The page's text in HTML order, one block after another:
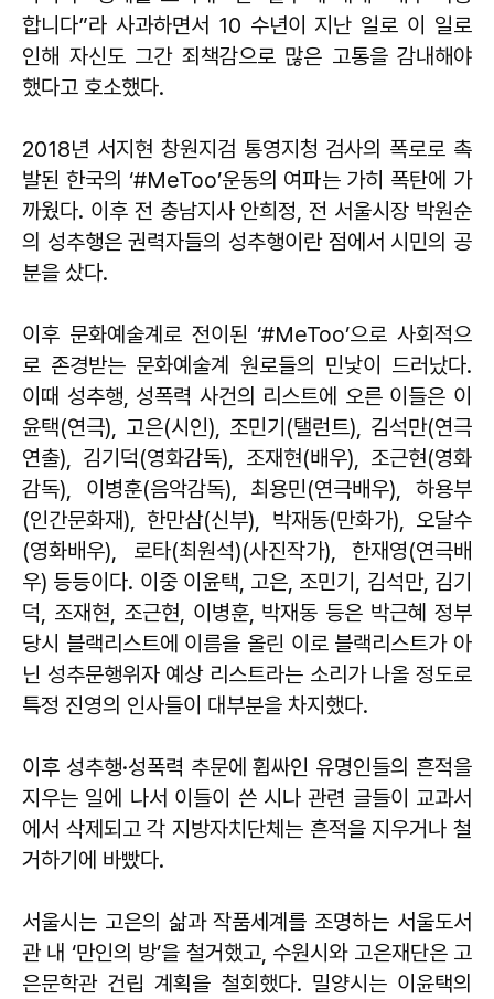
합니다”라 사과하면서 10 수년이 지난 일로 이 일로
인해 자신도 그간 죄책감으로 많은 고통을 감내해야
했다고 호소했다.
2018년 서지현 창원지검 통영지청 검사의 폭로로 촉
발된 한국의 ‘#MeToo’운동의 여파는 가히 폭탄에 가
까웠다. 이후 전 충남지사 안희정, 전 서울시장 박원순
의 성추행은 권력자들의 성추행이란 점에서 시민의 공
분을 샀다.
이후 문화예술계로 전이된 ‘#MeToo’으로 사회적으
로 존경받는 문화예술계 원로들의 민낯이 드러났다.
이때 성추행, 성폭력 사건의 리스트에 오른 이들은 이
윤택(연극), 고은(시인), 조민기(탤런트), 김석만(연극
연출), 김기덕(영화감독), 조재현(배우), 조근현(영화
감독), 이병훈(음악감독), 최용민(연극배우), 하용부
(인간문화재), 한만삼(신부), 박재동(만화가), 오달수
(영화배우), 로타(최원석)(사진작가), 한재영(연극배
우) 등등이다. 이중 이윤택, 고은, 조민기, 김석만, 김기
덕, 조재현, 조근현, 이병훈, 박재동 등은 박근혜 정부
당시 블랙리스트에 이름을 올린 이로 블랙리스트가 아
닌 성추문행위자 예상 리스트라는 소리가 나올 정도로
특정 진영의 인사들이 대부분을 차지했다.
이후 성추행·성폭력 추문에 휩싸인 유명인들의 흔적을
지우는 일에 나서 이들이 쓴 시나 관련 글들이 교과서
에서 삭제되고 각 지방자치단체는 흔적을 지우거나 철
거하기에 바빴다.
서울시는 고은의 삶과 작품세계를 조명하는 서울도서
관 내 ‘만인의 방’을 철거했고, 수원시와 고은재단은 고
은문학관 건립 계획을 철회했다. 밀양시는 이윤택의